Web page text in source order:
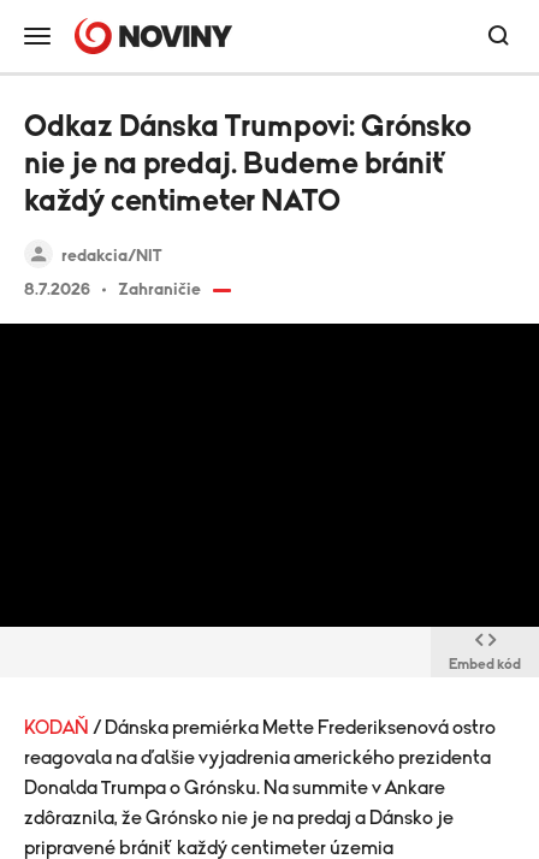
redakcia/NIT
8.7.2026
Zahraničie
Odkaz Dánska Trumpovi: Grónsko
nie je na predaj. Budeme brániť
každý centimeter NATO
Embed kód
KODAŇ / Dánska premiérka Mette Frederiksenová ostro
reagovala na ďalšie vyjadrenia amerického prezidenta
Donalda Trumpa o Grónsku. Na summite v Ankare
zdôraznila, že Grónsko nie je na predaj a Dánsko je
pripravené brániť každý centimeter územia